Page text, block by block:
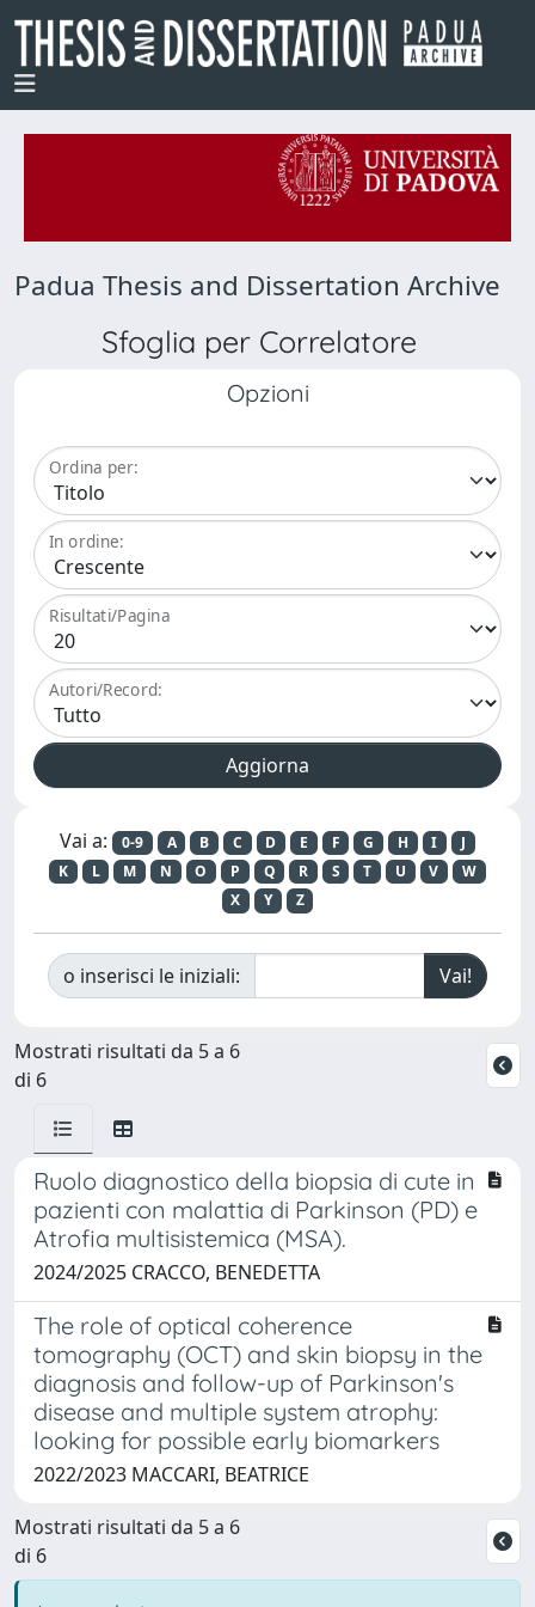
Padua Thesis and Dissertation Archive
Sfoglia per Correlatore
Opzioni
Ordina per:
In ordine:
Risultati/Pagina
Autori/Record:
Vai a: 0-9 A B C D E F G H I
J
K
L M N O P Q R S T U V
W
X
Y Z
o inserisci le iniziali:
Mostrati risultati da 5 a 6
di 6
Ruolo diagnostico della biopsia di cute in
pazienti con malattia di Parkinson (PD) e
Atrofia multisistemica (MSA).
2024/2025 CRACCO, BENEDETTA
The role of optical coherence
tomography (OCT) and skin biopsy in the
diagnosis and follow-up of Parkinson's
disease and multiple system atrophy:
looking for possible early biomarkers
2022/2023 MACCARI, BEATRICE
Mostrati risultati da 5 a 6
di 6